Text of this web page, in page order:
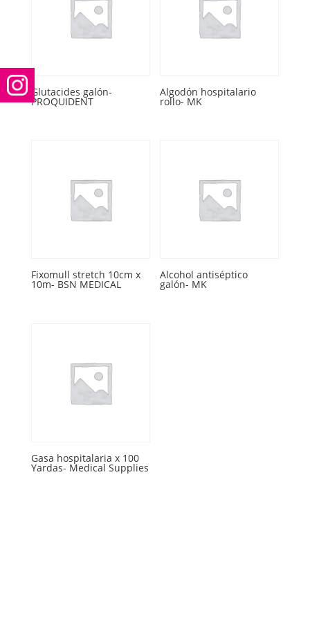
Glutacides galón-
PROQUIDENT
Algodón hospitalario
rollo- MK
Fixomull stretch 10cm x
10m- BSN MEDICAL
Alcohol antiséptico
galón- MK
Gasa hospitalaria x 100
Yardas- Medical Supplies